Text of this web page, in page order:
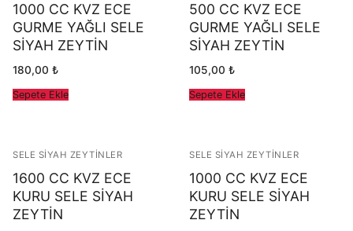
1000 CC KVZ ECE
GURME YAĞLI SELE
SİYAH ZEYTİN
180,00 ₺
Sepete Ekle
500 CC KVZ ECE
GURME YAĞLI SELE
SİYAH ZEYTİN
105,00 ₺
Sepete Ekle
SELE SIYAH ZEYTINLER
1600 CC KVZ ECE
KURU SELE SİYAH
ZEYTİN
SELE SIYAH ZEYTINLER
1000 CC KVZ ECE
KURU SELE SİYAH
ZEYTİN